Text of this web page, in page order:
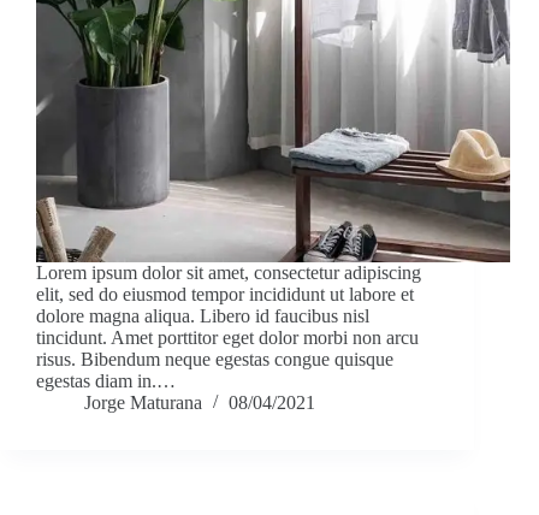
Lorem ipsum dolor sit amet, consectetur adipiscing
elit, sed do eiusmod tempor incididunt ut labore et
dolore magna aliqua. Libero id faucibus nisl
tincidunt. Amet porttitor eget dolor morbi non arcu
risus. Bibendum neque egestas congue quisque
egestas diam in.…
Jorge Maturana
08/04/2021